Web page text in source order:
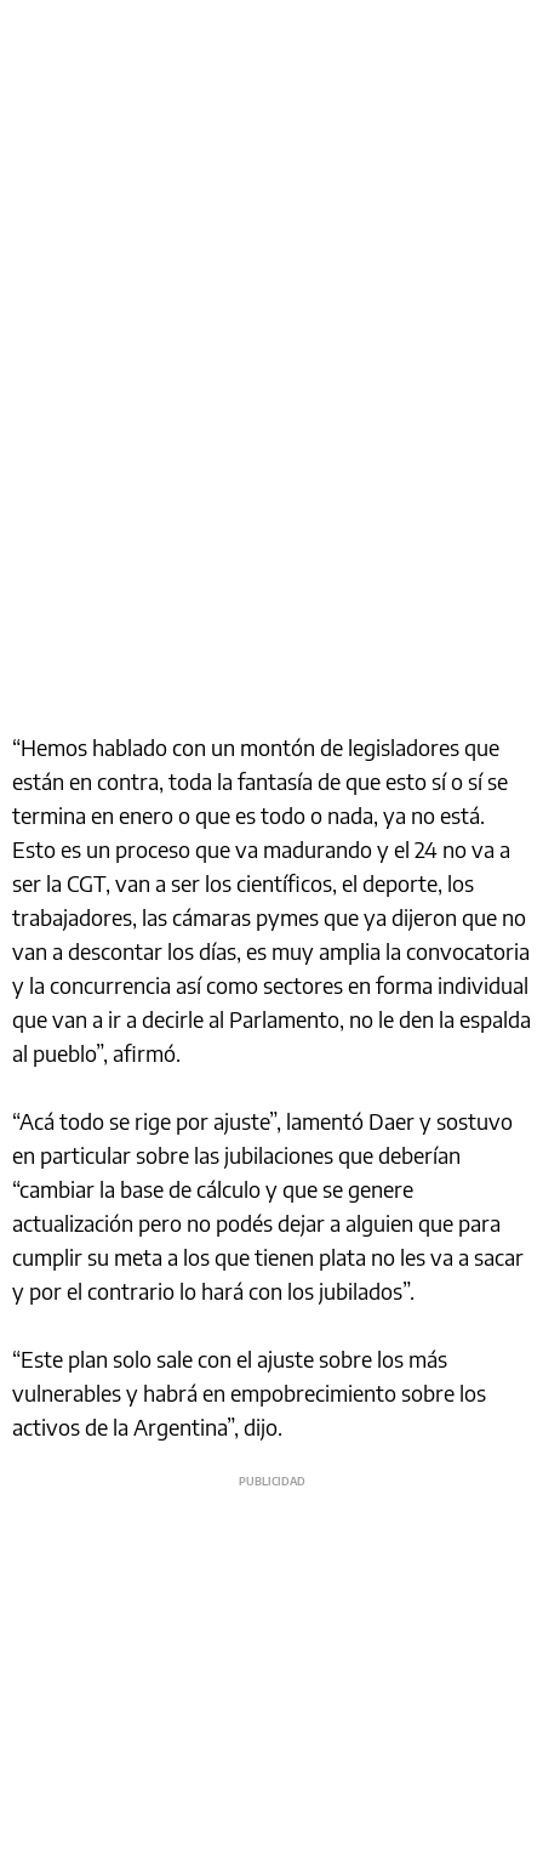
“Hemos hablado con un montón de legisladores que
están en contra, toda la fantasía de que esto sí o sí se
termina en enero o que es todo o nada, ya no está.
Esto es un proceso que va madurando y el 24 no va a
ser la CGT, van a ser los científicos, el deporte, los
trabajadores, las cámaras pymes que ya dijeron que no
van a descontar los días, es muy amplia la convocatoria
y la concurrencia así como sectores en forma individual
que van a ir a decirle al Parlamento, no le den la espalda
al pueblo”, afirmó.
“Acá todo se rige por ajuste”, lamentó Daer y sostuvo
en particular sobre las jubilaciones que deberían
“cambiar la base de cálculo y que se genere
actualización pero no podés dejar a alguien que para
cumplir su meta a los que tienen plata no les va a sacar
y por el contrario lo hará con los jubilados”.
“Este plan solo sale con el ajuste sobre los más
vulnerables y habrá en empobrecimiento sobre los
activos de la Argentina”, dijo.